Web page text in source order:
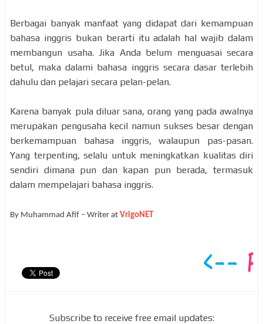
Berbagai banyak manfaat yang didapat dari kemampuan
bahasa inggris bukan berarti itu adalah hal wajib dalam
membangun usaha. Jika Anda belum menguasai secara
betul, maka dalami bahasa inggris secara dasar terlebih
dahulu dan pelajari secara pelan-pelan.
Karena banyak pula diluar sana, orang yang pada awalnya
merupakan pengusaha kecil namun sukses besar dengan
berkemampuan bahasa inggris, walaupun pas-pasan.
Yang terpenting, selalu untuk meningkatkan kualitas diri
sendiri dimana pun dan kapan pun berada, termasuk
dalam mempelajari bahasa inggris.
By Muhammad Afif – Writer at VrigoNET
Subscribe to receive free email updates: